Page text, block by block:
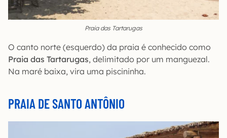
Praia das Tartarugas
O canto norte (esquerdo) da praia é conhecido como
Praia das Tartarugas, delimitado por um manguezal.
Na maré baixa, vira uma piscininha.
PRAIA DE SANTO ANTÔNIO